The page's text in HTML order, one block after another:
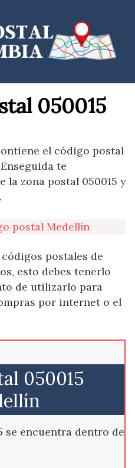
050015
el código postal
te
la zona postal 050015 y
postal Medellín
postales de
esto debes tenerlo
de utilizarlo para
por internet o el
050015
se encuentra dentro de